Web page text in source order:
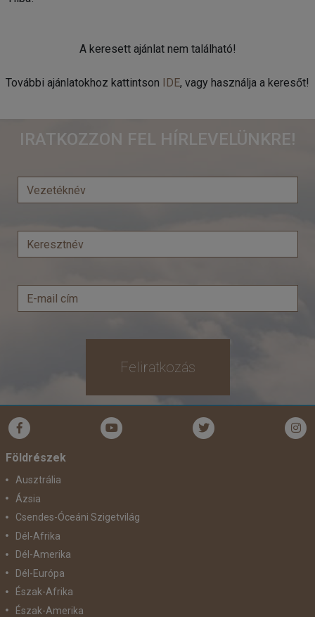
A keresett ajánlat nem található!
További ajánlatokhoz kattintson IDE, vagy használja a keresőt!
IRATKOZZON FEL HÍRLEVELÜNKRE!
Feliratkozás
Földrészek
Ausztrália
Ázsia
Csendes-Óceáni Szigetvilág
Dél-Afrika
Dél-Amerika
Dél-Európa
Észak-Afrika
Észak-Amerika